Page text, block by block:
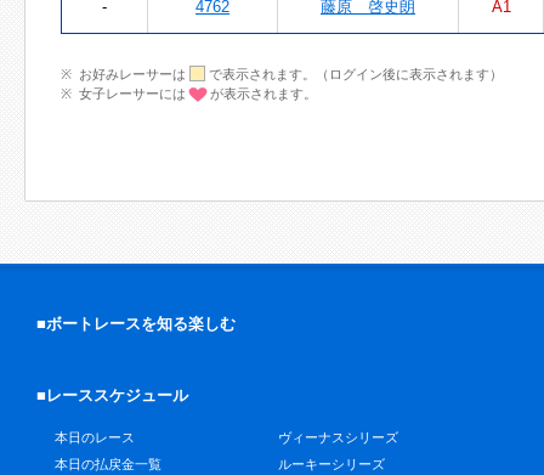
- 4762 藤原 啓史朗 A1
お好みレーサーは
で表示されます。（ログイン後に表示されます）
女子レーサーには
が表示されます。
■ボートレースを知る楽しむ
■レーススケジュール
本日のレース
本日の払戻金一覧
ヴィーナスシリーズ
ルーキーシリーズ